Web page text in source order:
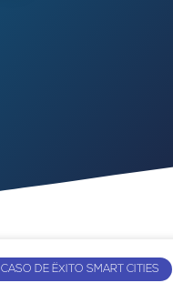
CASO DE ËXITO SMART CITIES